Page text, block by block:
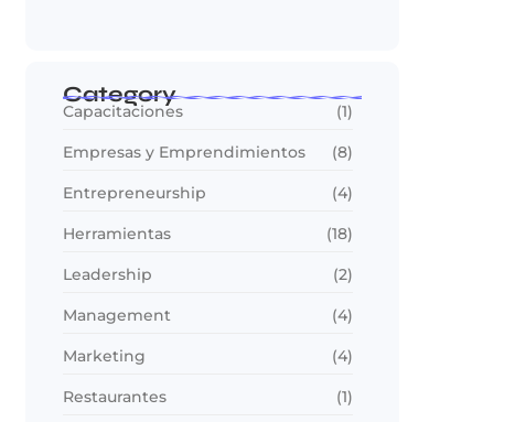
Category
Capacitaciones (1)
Empresas y Emprendimientos (8)
Entrepreneurship (4)
Herramientas (18)
Leadership (2)
Management (4)
Marketing (4)
Restaurantes (1)